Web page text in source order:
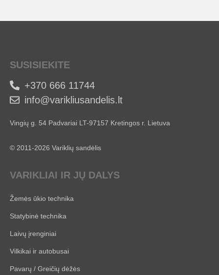
SUSISIEKITE
+370 666 11744
info@varikliusandelis.lt
Vingių g. 54 Padvariai LT-97157 Kretingos r. Lietuva
© 2011-2026 Variklių sandėlis
VARIKLIAI IR JŲ DALYS
Žemės ūkio technika
Statybinė technika
Laivų įrenginiai
Vilkikai ir autobusai
Pavarų / Greičių dėžės